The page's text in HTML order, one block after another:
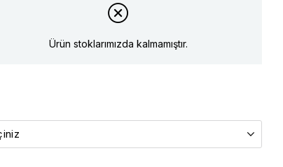
Ürün stoklarımızda kalmamıştır.